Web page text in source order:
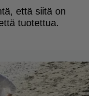
että siitä on
tuotettua.